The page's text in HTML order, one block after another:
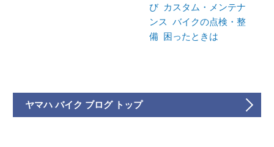
び カスタム・メンテナ
ンス バイクの点検・整
備 困ったときは
ヤマハ バイク ブログ トップ